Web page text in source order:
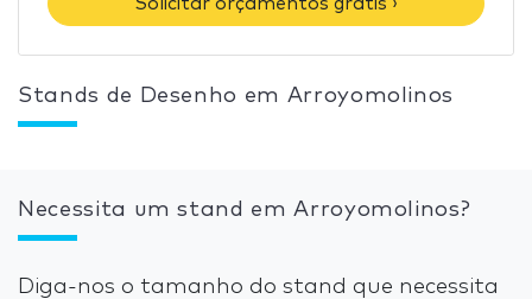
Stands de Desenho em Arroyomolinos
Necessita um stand em Arroyomolinos?
Diga-nos o tamanho do stand que necessita